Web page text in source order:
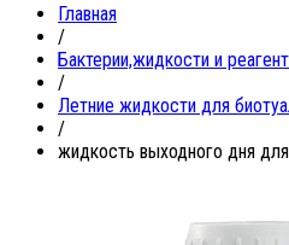
Главная
/
Бактерии,жидкости и
/
Летние жидкости для
/
жидкость выходного дня